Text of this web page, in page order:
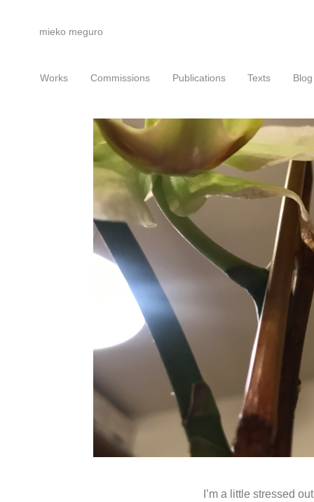
mieko meguro
Works Commissions Publications Texts Blog
I’m a little stressed